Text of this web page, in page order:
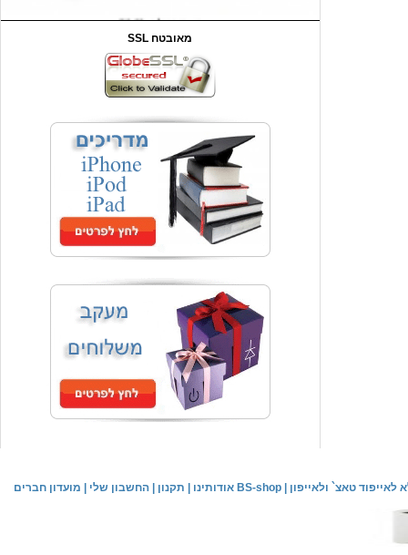
₪90.00 מחיר שוק
כיסוי אחורי לאייפון 4/4S
₪59.00
המחיר שלך
משלוח חינם
שעון יד אופנתי
₪59.00
המחיר שלך
משלוח חינם
שעון יד לילדים \ הלו קיטי - לבן
₪44.00 המחיר שלך
SSL מאובטח
מועדון חברים החשבון שלי תקנון אודותינו BS-shop טאצ` ולאייפון